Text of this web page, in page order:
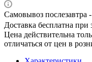
Самовывоз послезавтра
Доставка бесплатна при
Цена действительна
отличаться от цен в